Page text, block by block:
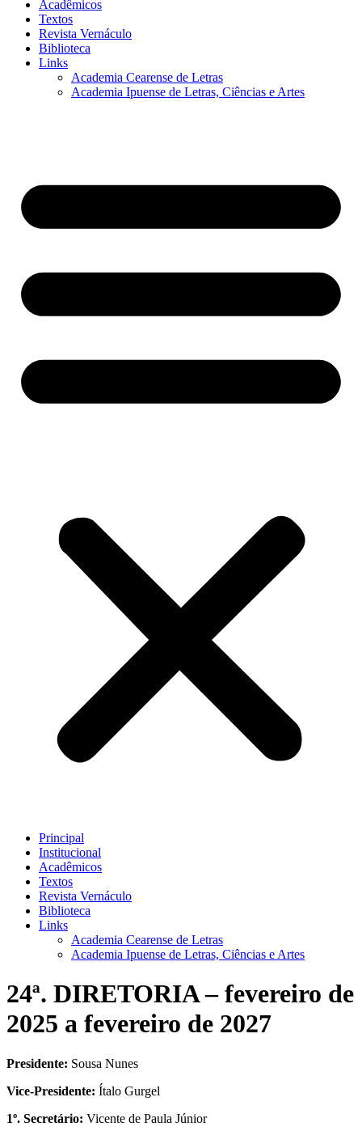
Acadêmicos
Textos
Revista Vernáculo
Biblioteca
Links
Academia Cearense de Letras
Academia Ipuense de Letras, Ciências e Artes
Principal
Institucional
Acadêmicos
Textos
Revista Vernáculo
Biblioteca
Links
Academia Cearense de Letras
Academia Ipuense de Letras, Ciências e Artes
24ª. DIRETORIA – fevereiro de
2025 a fevereiro de 2027
Presidente: Sousa Nunes
Vice-Presidente: Ítalo Gurgel
1º. Secretário: Vicente de Paula Júnior